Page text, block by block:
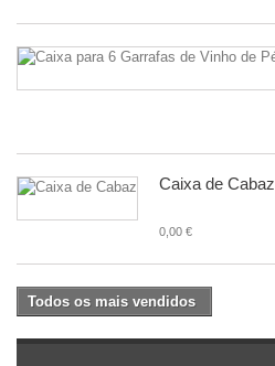
Caixa de Cabaz
0,00 €
Todos os mais vendidos